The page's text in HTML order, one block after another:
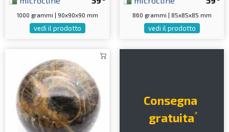
1000 grammi | 90x90x90 mm
vedi il prodotto
860 grammi | 85x85x85 mm
vedi il prodotto
Consegna
gratuita*